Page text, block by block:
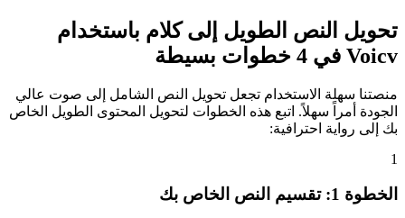
تحويل النص الطويل إلى كلام باستخدام
Voicv في 4 خطوات بسيطة
منصتنا سهلة الاستخدام تجعل تحويل النص الشامل إلى صوت عالي
الجودة أمراً سهلاً. اتبع هذه الخطوات لتحويل المحتوى الطويل الخاص
بك إلى رواية احترافية:
1
الخطوة 1: تقسيم النص الخاص بك